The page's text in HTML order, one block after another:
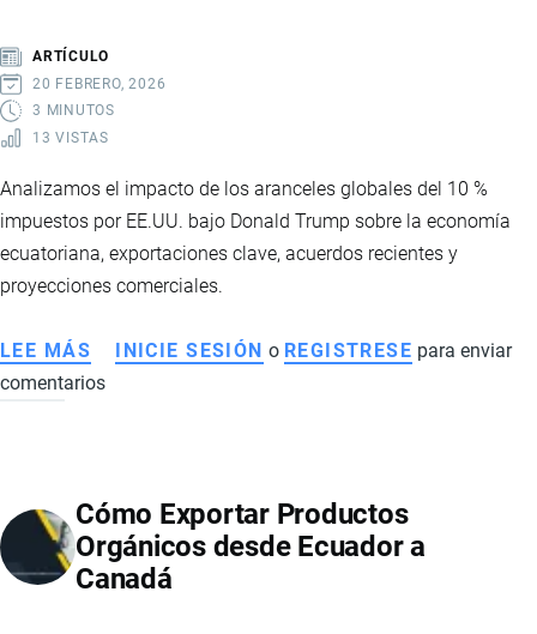
RIESGOS,
ALERTAS
Y
EXIGENCIAS
ARTÍCULO
20 FEBRERO, 2026
3 MINUTOS
13 VISTAS
Analizamos el impacto de los aranceles globales del 10 %
impuestos por EE.UU. bajo Donald Trump sobre la economía
ecuatoriana, exportaciones clave, acuerdos recientes y
proyecciones comerciales.
LEE MÁS SOBRE
CÓMO
ARANCELES
DE
10%
INICIE SESIÓN o REGISTRESE para enviar
comentarios
Cómo Exportar Productos
Orgánicos desde Ecuador a
Canadá